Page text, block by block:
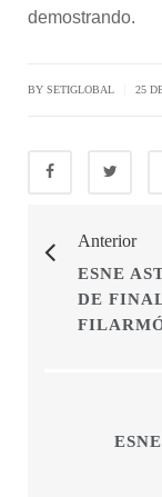
demostrando.
BY SETIGLOBAL 25
Anterior
ESNE
DE